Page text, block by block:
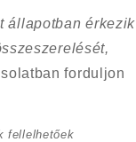
állapotban érkezik
forduljon
fellelhetőek